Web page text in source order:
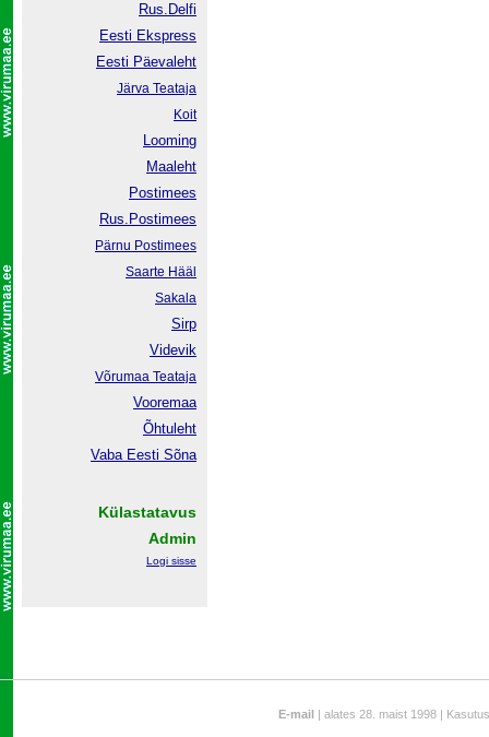
Rus.Delfi
Eesti Ekspress
Eesti Päevaleht
Järva Teataja
Koit
Looming
Maaleht
Postimees
Rus.Postimees
Pärnu Postimees
Saarte Hääl
Sakala
Sirp
Videvik
Võrumaa Teataja
Vooremaa
Õhtuleht
Vaba Eesti Sõna
Külastatavus
Admin
Logi sisse
E-mail | alates 28. maist 1998 |